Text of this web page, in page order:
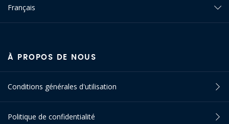
Français
À PROPOS DE NOUS
Conditions générales d'utilisation
Politique de confidentialité